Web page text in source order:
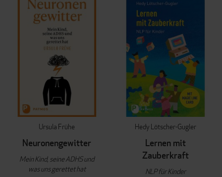
Ursula Frühe
Neuronengewitter
Mein Kind, seine ADHS und
was uns gerettet hat
Hedy Lötscher-Gugler
Lernen mit
Zauberkraft
NLP für Kinder